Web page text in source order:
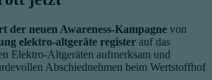
der neuen Awareness-Kampagne von
elektro-altgeräte register auf das
Elektro-Altgeräten aufmerksam und
Abschiednehmen beim Wertstoffhof